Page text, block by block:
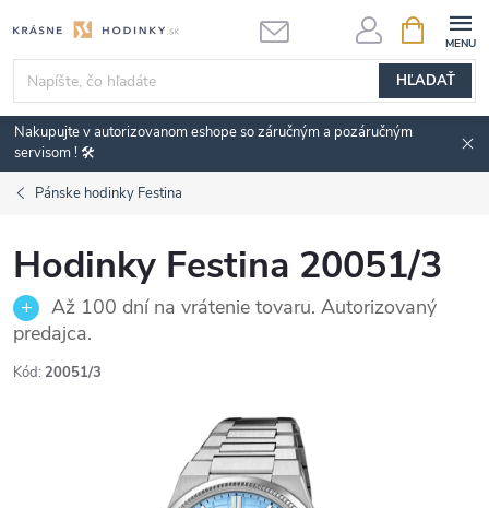
na
obsah
HĽADAŤ
KOŠÍK
Nakupujte v autorizovanom eshope so záručným a pozáručným
servisom ! 🛠️
Pánske hodinky Festina
Hodinky Festina 20051/3
Až 100 dní na vrátenie tovaru. Autorizovaný
predajca.
Kód: 20051/3